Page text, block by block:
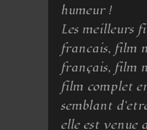
humeur !
Les meilleurs
francais, film
français, film
film complet
semblant
elle est venue